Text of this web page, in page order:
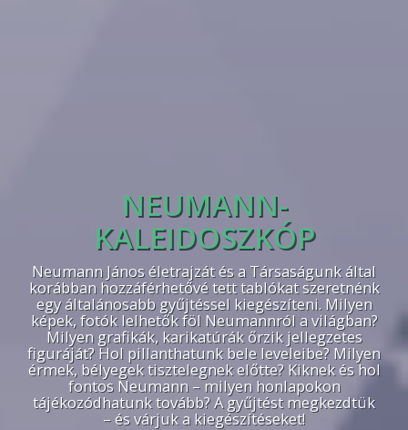
NEUMANN-
KALEIDOSZKÓP
Neumann János életrajzát és a Társaságunk által
korábban hozzáférhetővé tett tablókat szeretnénk
egy általánosabb gyűjtéssel kiegészíteni. Milyen
képek, fotók lelhetők föl Neumannról a világban?
Milyen grafikák, karikatúrák őrzik jellegzetes
figuráját? Hol pillanthatunk bele leveleibe? Milyen
érmek, bélyegek tisztelegnek előtte? Kiknek és hol
fontos Neumann – milyen honlapokon
tájékozódhatunk tovább? A gyűjtést megkezdtük
– és várjuk a kiegészítéseket!